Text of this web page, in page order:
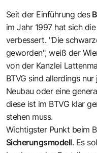
Seit der Einführung des
im Jahr 1997 hat sich
verbessert. "Die
geworden", weiß der
von der Kanzlei
BTVG sind allerdings
Neubau oder eine
diese ist im BTVG klar
stehen muss.
Wichtigster Punkt beim
Sicherungsmodell. Es